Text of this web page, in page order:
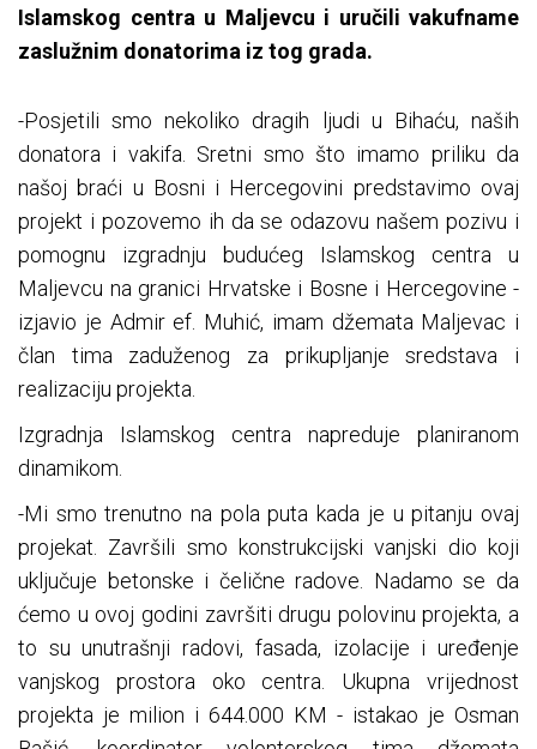
Islamskog centra u Maljevcu i uručili vakufname
zaslužnim donatorima iz tog grada.
-Posjetili smo nekoliko dragih ljudi u Bihaću, naših
donatora i vakifa. Sretni smo što imamo priliku da
našoj braći u Bosni i Hercegovini predstavimo ovaj
projekt i pozovemo ih da se odazovu našem pozivu i
pomognu izgradnju budućeg Islamskog centra u
Maljevcu na granici Hrvatske i Bosne i Hercegovine -
izjavio je Admir ef. Muhić, imam džemata Maljevac i
član tima zaduženog za prikupljanje sredstava i
realizaciju projekta.
Izgradnja Islamskog centra napreduje planiranom
dinamikom.
-Mi smo trenutno na pola puta kada je u pitanju ovaj
projekat. Završili smo konstrukcijski vanjski dio koji
uključuje betonske i čelične radove. Nadamo se da
ćemo u ovoj godini završiti drugu polovinu projekta, a
to su unutrašnji radovi, fasada, izolacije i uređenje
vanjskog prostora oko centra. Ukupna vrijednost
projekta je milion i 644.000 KM - istakao je Osman